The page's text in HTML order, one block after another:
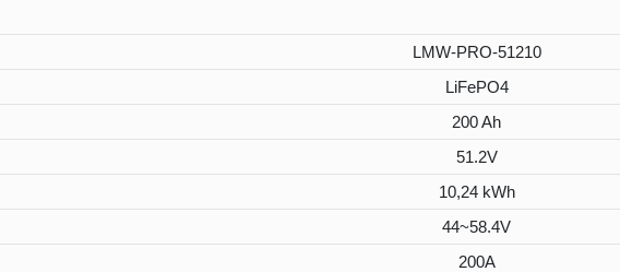
LMW-PRO-51210
LiFePO4
200 Ah
51.2V
10,24 kWh
44~58.4V
200A